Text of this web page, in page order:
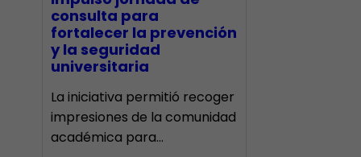
consulta para
fortalecer la prevención
y la seguridad
universitaria
La iniciativa permitió recoger
impresiones de la comunidad
académica para…